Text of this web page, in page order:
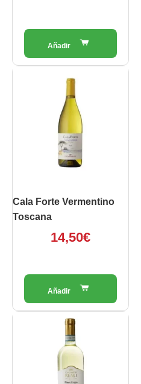
Cala Forte Vermentino
Toscana
14,50€